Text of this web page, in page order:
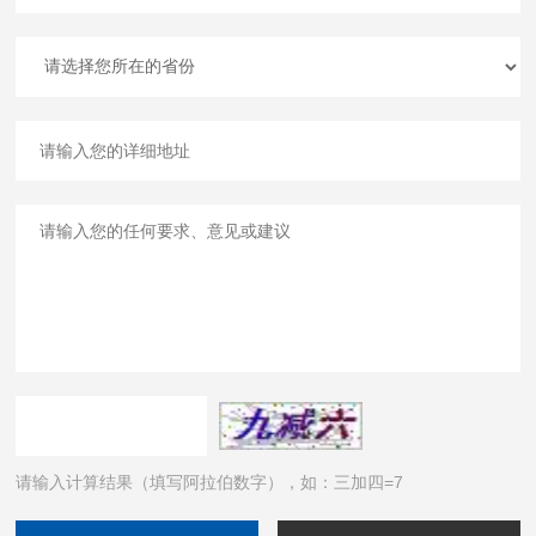
请输入计算结果（填写阿拉伯数字），如：三加四=7